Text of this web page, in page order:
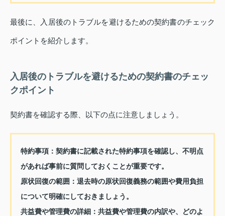
最後に、入居後のトラブルを避けるための契約書のチェック
ポイントを紹介します。
入居後のトラブルを避けるための契約書のチェッ
クポイント
契約書を確認する際、以下の点に注意しましょう。
特約事項： 契約書に記載された特約事項を確認し、不明点
があれば事前に質問しておくことが重要です。
原状回復の範囲： 退去時の原状回復義務の範囲や費用負担
について明確にしておきましょう。
共益費や管理費の詳細： 共益費や管理費の内訳や、どのよ